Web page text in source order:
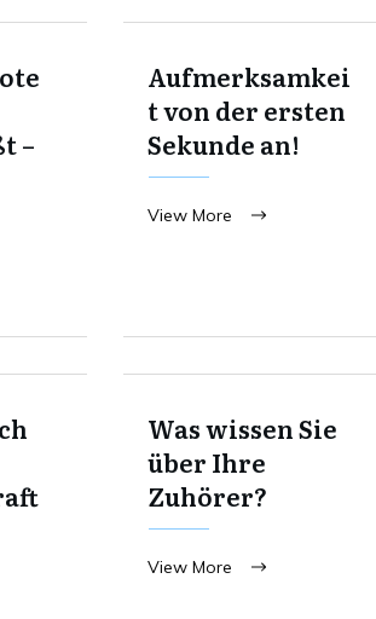
–
Aufmerksamkei
t von der ersten
Sekunde an!
View More
Was wissen Sie
über Ihre
Zuhörer?
View More